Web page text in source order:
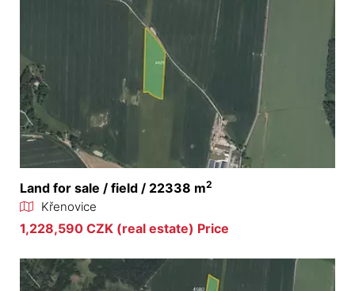
Land for sale / field / 22338 m2
Křenovice
1,228,590 CZK (real estate) Price